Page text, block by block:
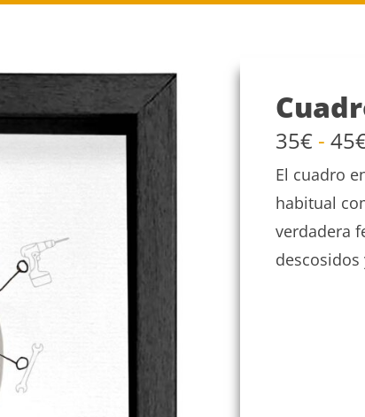
35€ - 45
El cuadro
habitual
verdadera
descosidos